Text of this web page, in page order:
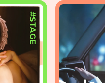
#STAGE